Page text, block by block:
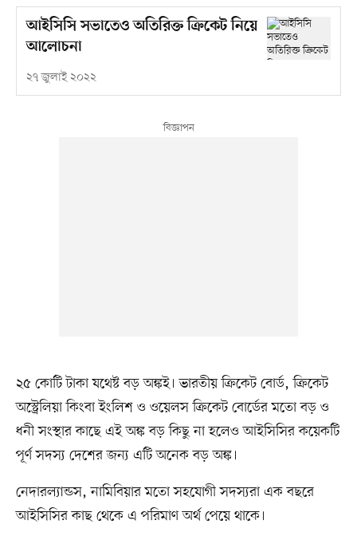
আইসিসি সভাতেও অতিরিক্ত ক্রিকেট নিয়ে
আলোচনা
২৭ জুলাই ২০২২
২৫ কোটি টাকা যথেষ্ট বড় অঙ্কই। ভারতীয় ক্রিকেট বোর্ড, ক্রিকেট
অস্ট্রেলিয়া কিংবা ইংলিশ ও ওয়েলস ক্রিকেট বোর্ডের মতো বড় ও
ধনী সংস্থার কাছে এই অঙ্ক বড় কিছু না হলেও আইসিসির কয়েকটি
পূর্ণ সদস্য দেশের জন্য এটি অনেক বড় অঙ্ক।
নেদারল্যান্ডস, নামিবিয়ার মতো সহযোগী সদস্যরা এক বছরে
আইসিসির কাছ থেকে এ পরিমাণ অর্থ পেয়ে থাকে।